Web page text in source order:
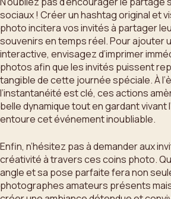
sociaux ! Créer un hashtag original et
photo incitera vos invités à partager
souvenirs en temps réel. Pour ajouter
interactive, envisagez d’imprimer
photos afin que les invités puissent
tangible de cette journée spéciale. À
l’instantanéité est clé, ces actions
belle dynamique tout en gardant vivant
entoure cet événement inoubliable.
Enfin, n’hésitez pas à demander aux
créativité à travers ces coins photo.
angle et sa pose parfaite fera non
photographes amateurs présents